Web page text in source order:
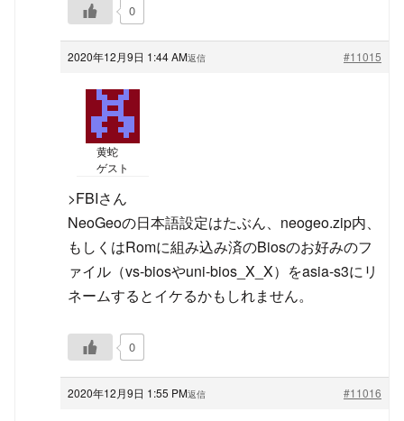
0
2020年12月9日 1:44 AM #11015
返信
黄蛇
ゲスト
>FBIさん
NeoGeoの日本語設定はたぶん、neogeo.zip内、
もしくはRomに組み込み済のBiosのお好みのフ
ァイル（vs-biosやuni-bios_X_X）をasia-s3にリ
ネームするとイケるかもしれません。
0
2020年12月9日 1:55 PM #11016
返信